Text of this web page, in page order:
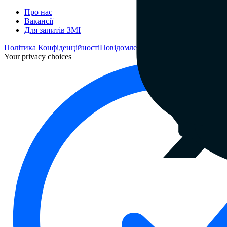
Про нас
Вакансії
Для запитів ЗМІ
Політика КонфіденційностіПовідомлення щодо
Your privacy choices